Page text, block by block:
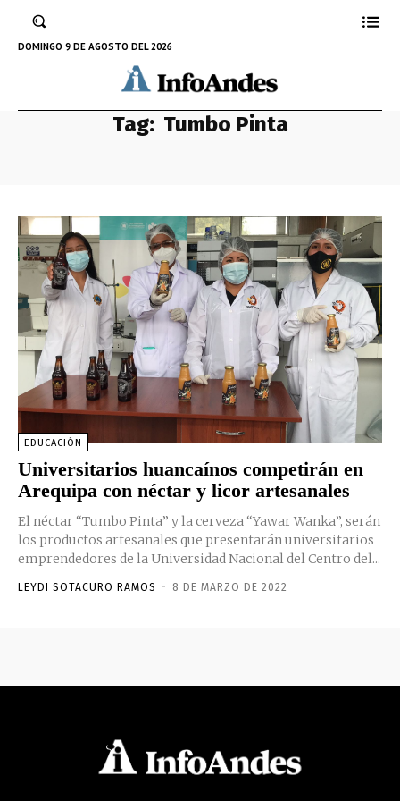
DOMINGO 9 DE AGOSTO DEL 2026
Tag: Tumbo Pinta
EDUCACIÓN
Universitarios huancaínos competirán en
Arequipa con néctar y licor artesanales
El néctar “Tumbo Pinta” y la cerveza “Yawar Wanka”, serán
los productos artesanales que presentarán universitarios
emprendedores de la Universidad Nacional del Centro del...
LEYDI SOTACURO RAMOS - 8 DE MARZO DE 2022